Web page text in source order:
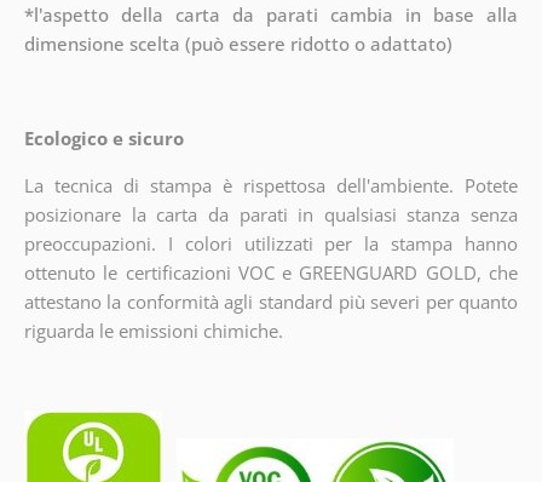
*l'aspetto della carta da parati cambia in base alla
dimensione scelta (può essere ridotto o adattato)
Ecologico e sicuro
La tecnica di stampa è rispettosa dell'ambiente. Potete
posizionare la carta da parati in qualsiasi stanza senza
preoccupazioni. I colori utilizzati per la stampa hanno
ottenuto le certificazioni VOC e GREENGUARD GOLD, che
attestano la conformità agli standard più severi per quanto
riguarda le emissioni chimiche.